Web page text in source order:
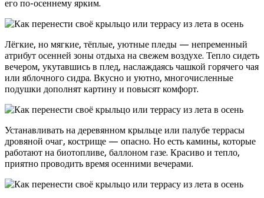
его по-осеннему ярким.
Лёгкие, но мягкие, тёплые, уютные пледы — непременный
атрибут осенней зоны отдыха на свежем воздухе. Тепло сидеть
вечером, укутавшись в плед, наслаждаясь чашкой горячего чая
или яблочного сидра. Вкусно и уютно, многочисленные
подушки дополнят картину и повысят комфорт.
Устанавливать на деревянном крыльце или палубе террасы
дровяной очаг, кострище — опасно. Но есть камины, которые
работают на биотопливе, баллоном газе. Красиво и тепло,
приятно проводить время осенними вечерами.